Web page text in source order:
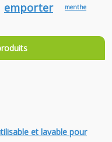
emporter menthe
et lavable pour